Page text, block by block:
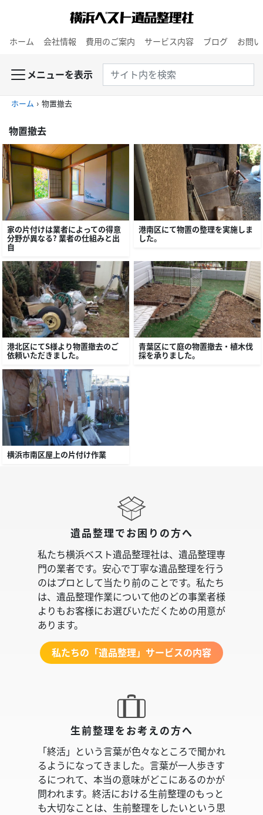
ホーム 会社情報 費用のご案内 サービス内容 ブログ お問
メニューを表示
ホーム › 物置撤去
物置撤去
家の片付けは業者によっての得意
分野が異なる？ 業者の仕組みと出
自
港南区にて物置の整理を実施しま
した。
港北区にてＳ様より物置撤去のご
依頼いただきました。
青葉区にて庭の物置撤去・植木伐
採を承りました。
横浜市南区屋上の片付け作業
遺品整理でお困りの方へ
私たち横浜ベスト遺品整理社は、遺品整理専
門の業者です。安心で丁寧な遺品整理を行う
のはプロとして当たり前のことです。私たち
は、遺品整理作業について他のどの事業者様
よりもお客様にお選びいただくための用意が
あります。
私たちの「遺品整理」サービスの内容
生前整理をお考えの方へ
「終活」という言葉が色々なところで聞かれ
るようになってきました。言葉が一人歩きす
るにつれて、本当の意味がどこにあるのかが
問われます。終活における生前整理のもっと
も大切なことは、生前整理をしたいという思